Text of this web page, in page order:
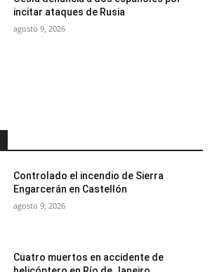
incitar ataques de Rusia
agosto 9, 2026
Controlado el incendio de Sierra
Engarcerán en Castellón
agosto 9, 2026
Cuatro muertos en accidente de